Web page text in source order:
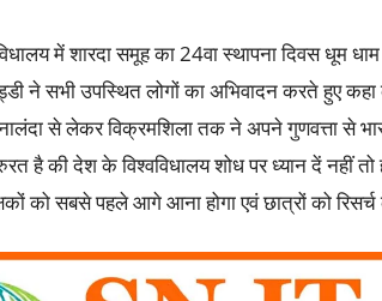
में शारदा समूह का 24वा स्थापना दिवस धूम
ने सभी उपस्थित लोगों का अभिवादन करते हुए कहा
से लेकर विक्रमशिला तक ने अपने गुणवत्ता से
है की देश के विश्वविधालय शोध पर ध्यान दें नहीं
को सबसे पहले आगे आना होगा एवं छात्रों को रिसर्च